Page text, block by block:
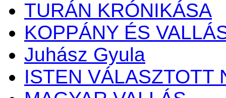
TURÁN KRÓNIKÁSA
KOPPÁNY ÉS
Juhász Gyula
ISTEN VÁLASZTOTT